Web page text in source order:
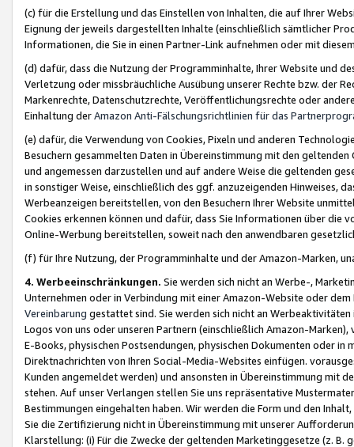
(c) für die Erstellung und das Einstellen von Inhalten, die auf Ihrer
Eignung der jeweils dargestellten Inhalte (einschließlich sämtlicher
Informationen, die Sie in einen Partner-Link aufnehmen oder mit
(d) dafür, dass die Nutzung der Programminhalte, Ihrer Website und
Verletzung oder missbräuchliche Ausübung unserer Rechte bzw. der
Markenrechte, Datenschutzrechte, Veröffentlichungsrechte oder
Einhaltung derAmazon Anti-Fälschungsrichtlinien für das
(e) dafür, die Verwendung von Cookies, Pixeln und anderen
Besuchern gesammelten Daten in Übereinstimmung mit den
und angemessen darzustellen und auf andere Weise die geltenden
in sonstiger Weise, einschließlich des ggf. anzuzeigenden Hinweises,
Werbeanzeigen bereitstellen, von den Besuchern Ihrer Website
Cookies erkennen können und dafür, dass Sie Informationen über die
Online-Werbung bereitstellen, soweit nach den anwendbaren
(f) für Ihre Nutzung, der Programminhalte und der Amazon-Marken,
4. Werbeeinschränkungen. Sie werden sich nicht an Werbe-,
Unternehmen oder in Verbindung mit einer Amazon-Website oder
Vereinbarung gestattet sind. Sie werden sich nicht an
Logos von uns oder unseren Partnern (einschließlich Amazon-
E-Books, physischen Postsendungen, physischen Dokumenten oder in
Direktnachrichten von Ihren Social-Media-Websites einfügen.
Kunden angemeldet werden) und ansonsten in Übereinstimmung mit
stehen. Auf unser Verlangen stellen Sie uns repräsentative
Bestimmungen eingehalten haben. Wir werden die Form und den
Sie die Zertifizierung nicht in Übereinstimmung mit unserer
Klarstellung: (i) Für die Zwecke der geltenden Marketinggesetze (z. B.